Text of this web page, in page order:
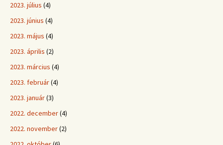
2023. július (4)
2023. június (4)
2023. május (4)
2023. április (2)
2023. március (4)
2023. február(4)
2023. január(3)
2022. december(4)
2022. november(2)